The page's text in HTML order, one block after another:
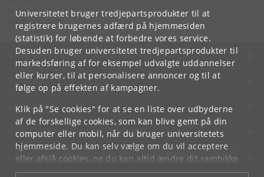
Universitetet bruger tredjepartsprodukter til at
registrere brugernes adfærd på hjemmesiden
(statistik) for løbende at forbedre vores service.
Desuden bruger universitetet tredjepartsprodukter til
markedsføring af for eksempel udvalgte uddannelser
eller kurser, til at personalisere annoncer og til at
følge op på effekten af kampagner.
Klik på "Se cookies" for at se en liste over udbyderne
af de forskellige cookies, som kan blive gemt på din
computer eller mobil, når du bruger universitetets
hjemmeside. Du kan selv vælge om du vil acceptere
eller afslå cookies, og du kan altid ændre dit samtykke
underCookie- og privatlivspolitiksom du finder i
Institut for Klinisk Medicin
KØBENHAVNS UNIVERSITET
KONTAKT
SERVICES
FOR STUDERENDE OG ANSATTE
JOB OG KARRIERE